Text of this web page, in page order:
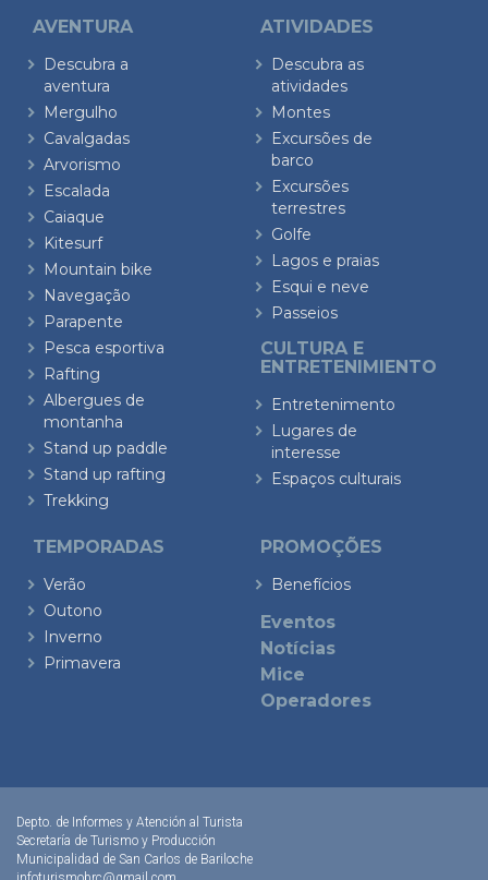
AVENTURA
Descubra a
aventura
Mergulho
Cavalgadas
Arvorismo
Escalada
Caiaque
Kitesurf
Mountain bike
Navegação
Parapente
Pesca esportiva
Rafting
Albergues de
montanha
Stand up paddle
Stand up rafting
Trekking
ATIVIDADES
Descubra as
atividades
Montes
Excursões de
barco
Excursões
terrestres
Golfe
Lagos e praias
Esqui e neve
Passeios
CULTURA E
ENTRETENIMIENTO
Entretenimento
Lugares de
interesse
Espaços culturais
TEMPORADAS
Verão
Outono
Inverno
Primavera
PROMOÇÕES
Benefícios
Eventos
Notícias
Mice
Operadores
Depto. de Informes y Atención al Turista
Secretaría de Turismo y Producción
Municipalidad de San Carlos de Bariloche